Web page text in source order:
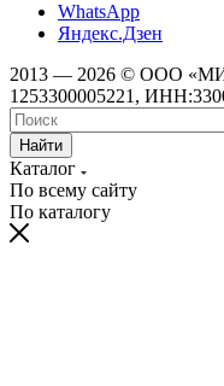
WhatsApp
Яндекс.Дзен
2013 — 2026 © ООО
1253300005221,
Найти
Каталог
По всему сайту
По каталогу